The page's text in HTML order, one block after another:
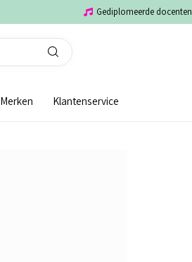
Gediplomeerde docenten
Merken Klantenservice